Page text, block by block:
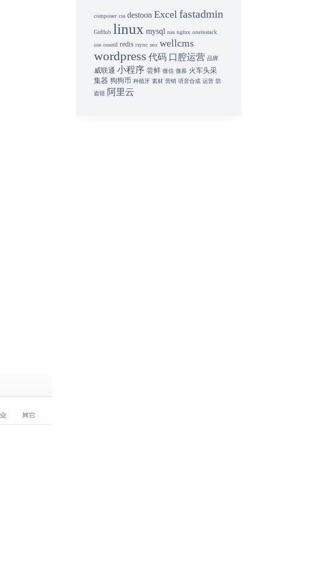
composer css destoon Excel fastadmin
GitHub linux mysql nas nginx oneinstack
oss ossutil redis rsync seo wellcms
wordpress 代码 口腔运营 品牌
威联通 小程序 尝鲜 微信 微慕 火车头采
集器 狗狗币 种植牙 素材 营销 语音合成 运营 防
盗链 阿里云